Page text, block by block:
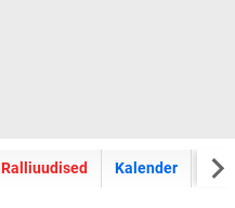
Ralliuudised Kalender